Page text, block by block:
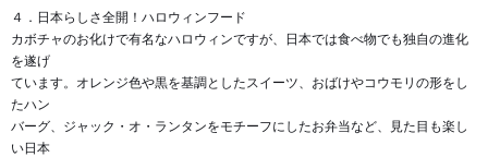
４．日本らしさ全開！ハロウィンフード
カボチャのお化けで有名なハロウィンですが、日本では食べ物でも独自の進化
を遂げ
ています。オレンジ色や黒を基調としたスイーツ、おばけやコウモリの形をし
たハン
バーグ、ジャック・オ・ランタンをモチーフにしたお弁当など、見た目も楽し
い日本